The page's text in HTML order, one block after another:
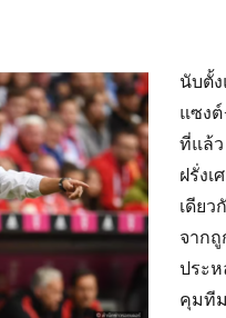
นับตั้
แซง
ที่แล้
ฝรั่ง
เดียว
จาก
ประ
คุมที